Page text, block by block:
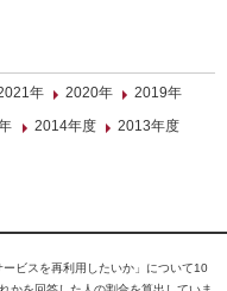
年 2020年
2019年
2014年度
2013年度
ビスを再利用したいか」について10